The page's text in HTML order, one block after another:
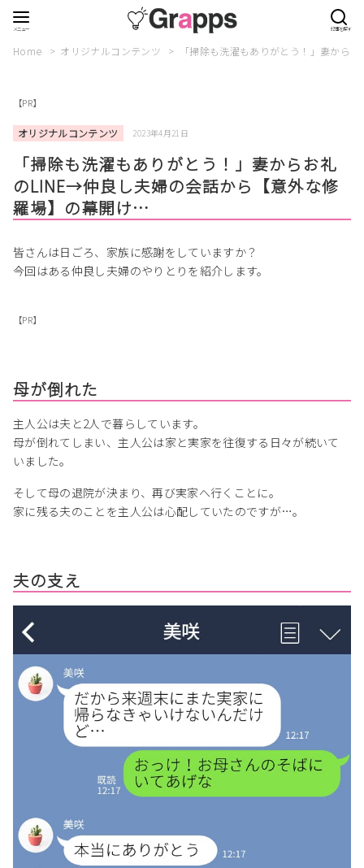
Home オリジナルコンテンツ 「掃除も洗濯もありがとう！」妻から
【PR】
オリジナルコンテンツ 2023年4月21日
「掃除も洗濯もありがとう！」妻からお礼
のLINE→仲良し夫婦の会話から【意外な修
羅場】の幕開け…
皆さんは日ごろ、家族に感謝をしていますか？
今回はある仲良し夫婦のやりとりを紹介します。
【PR】
母が倒れた
主人公は夫と2人で暮らしています。
母が倒れてしまい、主人公は家と実家を往復する日々が続いて
いました。
そして母の退院が決まり、再び実家へ行くことに。
家に残る夫のことを主人公は心配していたのですが…。
夫の支え